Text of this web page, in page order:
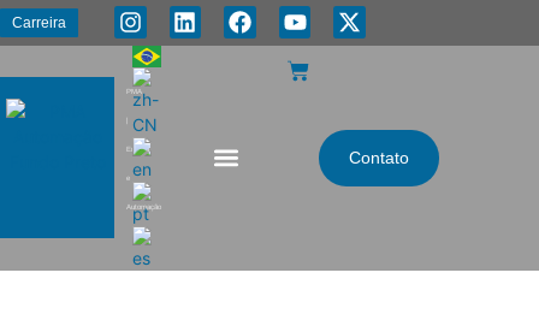
Carreira
PMA
Energia
e
Automação
Contato